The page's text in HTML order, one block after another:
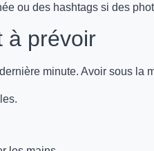
ou des hashtags si des
à prévoir
minute. Avoir sous la